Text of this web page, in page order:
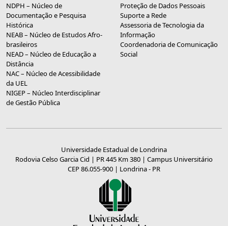
NDPH – Núcleo de
Documentação e Pesquisa
Histórica
NEAB – Núcleo de Estudos Afro-
brasileiros
NEAD – Núcleo de Educação a
Distância
NAC – Núcleo de Acessibilidade
da UEL
NIGEP – Núcleo Interdisciplinar
de Gestão Pública
Proteção de Dados Pessoais
Suporte a Rede
Assessoria de Tecnologia da
Informação
Coordenadoria de Comunicação
Social
Universidade Estadual de Londrina
Rodovia Celso Garcia Cid | PR 445 Km 380 | Campus Universitário
CEP 86.055-900 | Londrina - PR